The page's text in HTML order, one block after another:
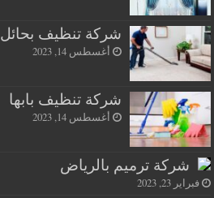
شركة تنظيف بحائل
أغسطس 14, 2023
شركة تنظيف بابها
أغسطس 14, 2023
شركة ترميم بالرياض
فبراير 23, 2023